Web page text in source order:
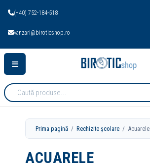
(+40) 752-184-518
vanzari@biroticshop.ro
Cauta
produse:
Prima pagină /Rechizite școlare / Acuarele
ACUARELE